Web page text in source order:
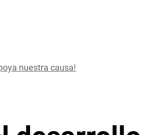
nuestra causa!